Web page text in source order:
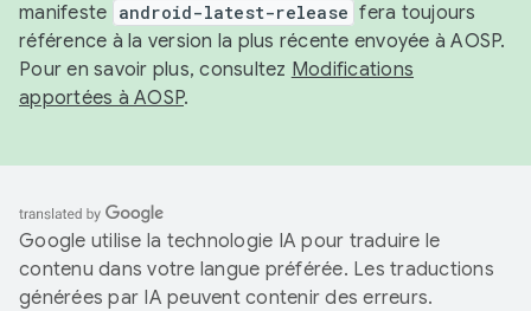
manifeste android-latest-release fera toujours
référence à la version la plus récente envoyée à AOSP.
Pour en savoir plus, consultez Modifications
apportées à AOSP.
Google utilise la technologie IA pour traduire le
contenu dans votre langue préférée. Les traductions
générées par IA peuvent contenir des erreurs.